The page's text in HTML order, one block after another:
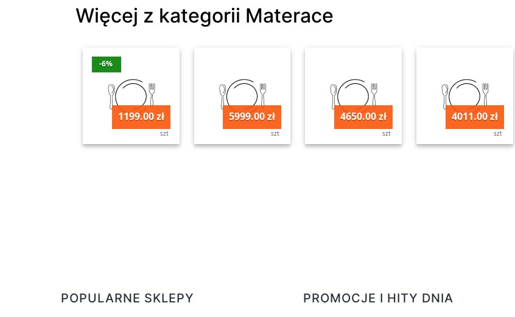
Więcej z kategorii Materace
-6%
1199.00 zł
szt
5999.00 zł
szt
4650.00 zł
szt
4011.00 zł
szt
POPULARNE SKLEPY PROMOCJE I HITY DNIA